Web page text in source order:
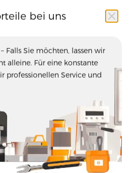
Blasercafe
Eureka
Rocket
Turm Kaffee
bei uns
– Falls Sie möchten, lassen wir
alleine. Für eine konstante
professionellen Service und